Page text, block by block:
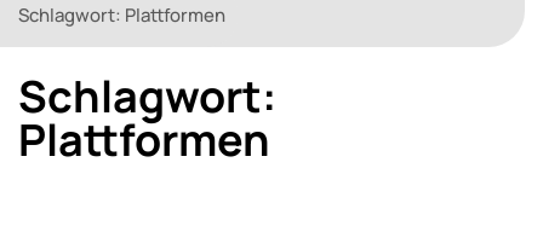
Schlagwort: Plattformen
Schlagwort:
Plattformen